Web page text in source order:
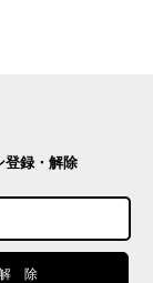
登録・解除